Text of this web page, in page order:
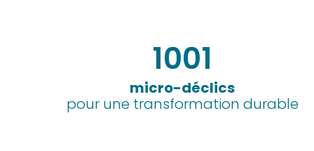
1001
micro-déclics
pour une transformation durable